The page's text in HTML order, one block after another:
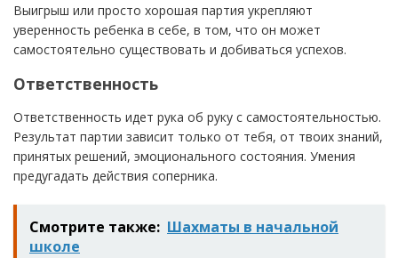
Выигрыш или просто хорошая партия укрепляют
уверенность ребенка в себе, в том, что он может
самостоятельно существовать и добиваться успехов.
Ответственность
Ответственность идет рука об руку с самостоятельностью.
Результат партии зависит только от тебя, от твоих знаний,
принятых решений, эмоционального состояния. Умения
предугадать действия соперника.
Смотрите также: Шахматы в начальной
школе